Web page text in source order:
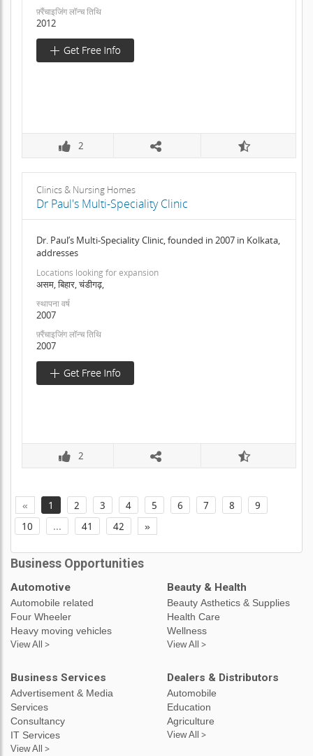
फ़्रैंचाइजिंग लॉन्च तिथि
2012
2
Clinics & Nursing Homes
Dr Paul's Multi-Speciality Clinic
Dr. Paul’s Multi-Speciality Clinic, founded in 2007 in Kolkata,
addresses
Locations looking for expansion
असम, बिहार, चंडीगढ़,
स्थापना वर्ष
2007
फ़्रैंचाइजिंग लॉन्च तिथि
2007
2
« 1 2 3 4 5 6 7 8
9
10
... 41 42 »
Business Opportunities
Automotive
Automobile related
Four Wheeler
Heavy moving vehicles
View All >
Beauty & Health
Beauty Asthetics & Supplies
Health Care
Wellness
View All >
Business Services
Advertisement & Media
Services
Consultancy
IT Services
View All >
Dealers & Distributors
Automobile
Education
Agriculture
View All >